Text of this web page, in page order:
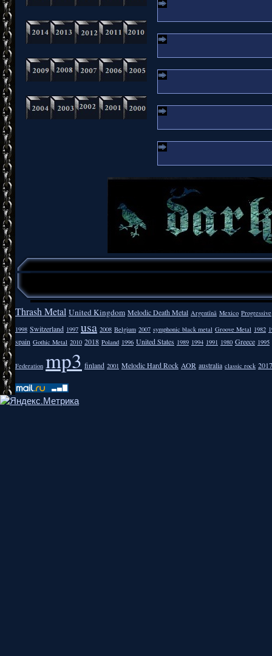
Thrash Metal United Kingdom Melodic Death Metal Argentīnā Mexico Progressive
1998 Switzerland 1997 usa 2008 Belgium 2007 symphonic black metal Groove Metal 1982
spain Gothic Metal 2010 2018 Poland 1996 United States 1989 1994 1991 1980 Greece 1995
Federation mp3 finland 2001 Melodic Hard Rock AOR australia classic rock 2017